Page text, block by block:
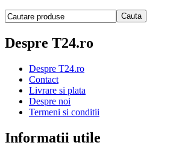
Despre T24.ro
Despre T24.ro
Contact
Livrare si plata
Despre noi
Termeni si conditii
Informatii utile